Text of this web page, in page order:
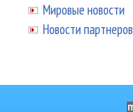
Мировые новости
Новости партнеров